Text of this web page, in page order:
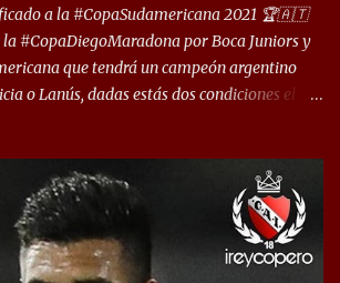
Moyano. “Creo que Avellaneda...
a la #CopaSudamericana 2021 🏆🇦🇹
#CopaDiegoMaradona por Boca Juniors y
que tendrá un campeón argentino
o Lanús, dadas estás dos condiciones el
grupos con 6 partidos, de los cuales sólo los
jugarán los 8vos. con los 3ros. mejores de
la #CopaLibertadores 2021. ¡Este año hay
⚽🇦🇹👑🏆.